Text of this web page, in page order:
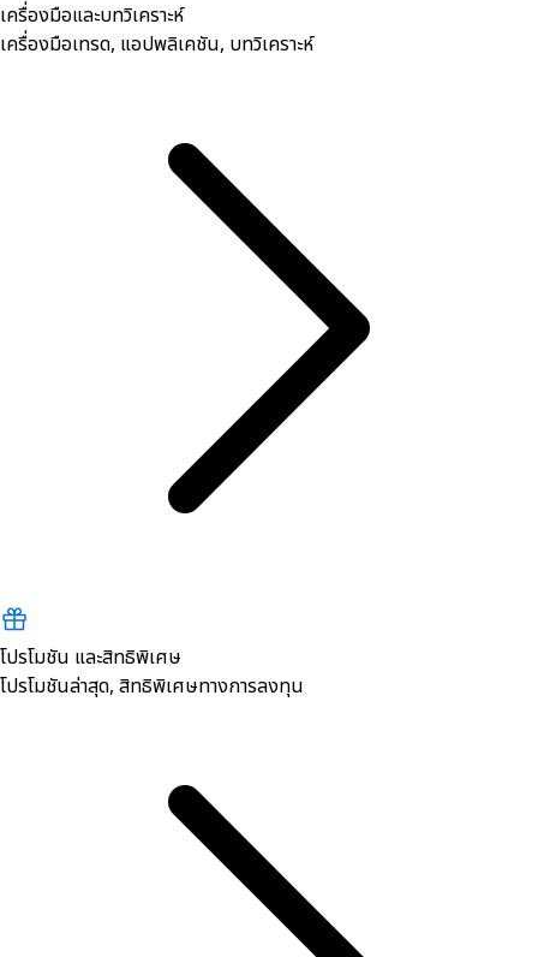
เครื่องมือและบทวิเคราะห์
เครื่องมือเทรด, ​แอปพลิเคชัน, บทวิเคราะห์
โปรโมชัน และสิทธิพิเศษ
โปรโมชันล่าสุด, สิทธิพิเศษทางการลงทุน